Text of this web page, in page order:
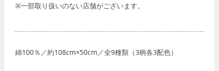
※一部取り扱いのない店舗がございます。
綿100％／約108cm×50cm／全9種類（3柄各3配色）